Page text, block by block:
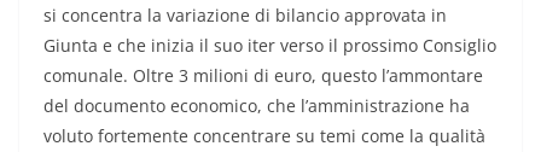
si concentra la variazione di bilancio approvata in
Giunta e che inizia il suo iter verso il prossimo Consiglio
comunale. Oltre 3 milioni di euro, questo l’ammontare
del documento economico, che l’amministrazione ha
voluto fortemente concentrare su temi come la qualità